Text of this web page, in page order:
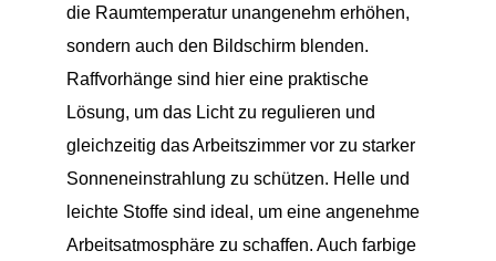
die Raumtemperatur unangenehm erhöhen,
sondern auch den Bildschirm blenden.
Raffvorhänge sind hier eine praktische
Lösung, um das Licht zu regulieren und
gleichzeitig das Arbeitszimmer vor zu starker
Sonneneinstrahlung zu schützen. Helle und
leichte Stoffe sind ideal, um eine angenehme
Arbeitsatmosphäre zu schaffen. Auch farbige